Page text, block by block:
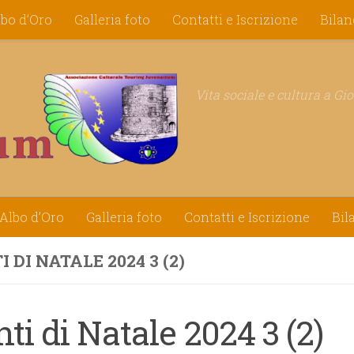
d’Oro Galleria foto Contatti e Iscrizione
Vita sociale e cultura a
Albo d’Oro Galleria foto Contatti e Iscrizione
DI NATALE 2024 3 (2)
di Natale 2024 3 (2)